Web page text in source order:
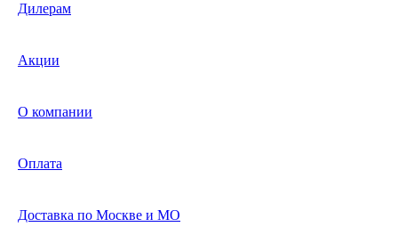
Дилерам
Акции
О компании
Оплата
Доставка по Москве и МО